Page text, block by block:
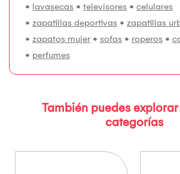
• lavasecas • televisores • celulares
• zapatillas deportivas • zapatillas
• zapatos mujer • sofas • roperos •
• perfumes
También puedes
categorías